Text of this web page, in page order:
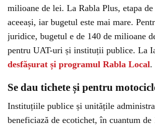
milioane de lei. La Rabla Plus, etapa de
aceeași, iar bugetul este mai mare.
juridice, bugetul e de 140 de milioane
pentru UAT-uri și instituții publice. La
desfășurat și programul Rabla Local.
Se dau tichete și pentru
Instituțiile publice și unitățile
beneficiază de ecotichet, în cuantum de